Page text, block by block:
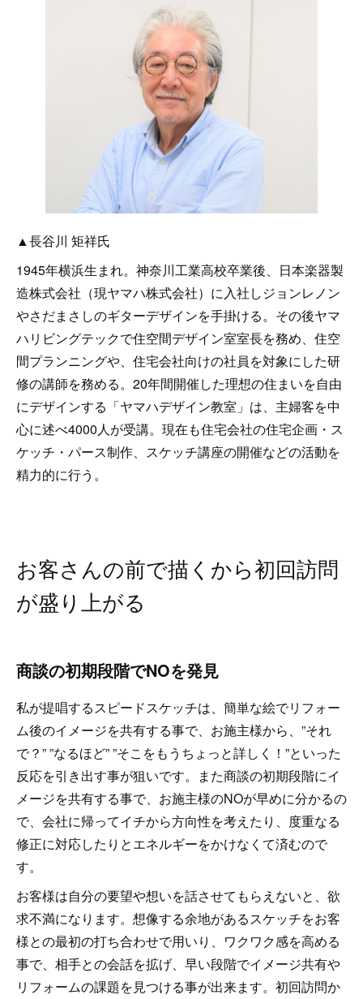
▲長谷川 矩祥氏
1945年横浜生まれ。神奈川工業高校卒業後、日本楽器製
造株式会社（現ヤマハ株式会社）に入社しジョンレノン
やさだまさしのギターデザインを手掛ける。その後ヤマ
ハリビングテックで住空間デザイン室室長を務め、住空
間プランニングや、住宅会社向けの社員を対象にした研
修の講師を務める。20年間開催した理想の住まいを自由
にデザインする「ヤマハデザイン教室」は、主婦客を中
心に述べ4000人が受講。現在も住宅会社の住宅企画・ス
ケッチ・パース制作、スケッチ講座の開催などの活動を
精力的に行う。
お客さんの前で描くから初回訪問
が盛り上がる
商談の初期段階でNOを発見
私が提唱するスピードスケッチは、簡単な絵でリフォー
ム後のイメージを共有する事で、お施主様から、”それ
で？” ”なるほど” ”そこをもうちょっと詳しく！”といった
反応を引き出す事が狙いです。また商談の初期段階にイ
メージを共有する事で、お施主様のNOが早めに分かるの
で、会社に帰ってイチから方向性を考えたり、度重なる
修正に対応したりとエネルギーをかけなくて済むので
す。
お客様は自分の要望や想いを話させてもらえないと、欲
求不満になります。想像する余地があるスケッチをお客
様との最初の打ち合わせで用いり、ワクワク感を高める
事で、相手との会話を拡げ、早い段階でイメージ共有や
リフォームの課題を見つける事が出来ます。初回訪問か